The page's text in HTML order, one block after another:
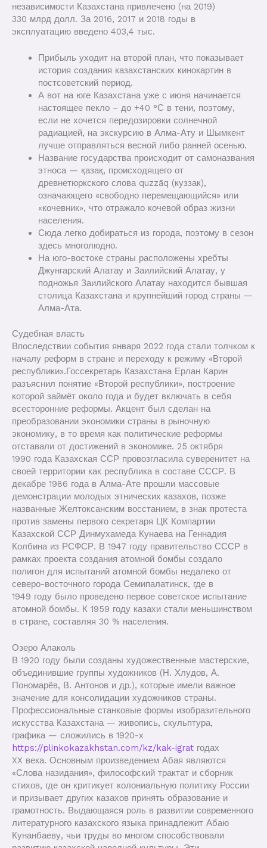
независимости Казахстана привлечено (на 2019)
330 млрд долл. За 2016, 2017 и 2018 годы в
эксплуатацию введено 403,4 тыс.
Прибыль уходит на второй план, что показывает
история создания казахстанских кинокартин в
постсоветский период.
А вот на юге Казахстана уже с июня начинается
настоящее пекло – до +40 °С в тени, поэтому,
если не хочется передозировки солнечной
радиацией, на экскурсию в Алма-Ату и Шымкент
лучше отправляться весной либо ранней осенью.
Название государства происходит от самоназвания
этноса — қазақ, происходящего от
древнетюркского слова quzzāq (куззак),
означающего «свободно перемещающийся» или
«кочевник», что отражало кочевой образ жизни
населения.
Сюда легко добираться из города, поэтому в сезон
здесь многолюдно.
На юго-востоке страны расположены хребты
Джунгарский Алатау и Заилийский Алатау, у
подножья Заилийского Алатау находится бывшая
столица Казахстана и крупнейший город страны —
Алма-Ата.
Судебная власть
Впоследствии события января 2022 года стали толчком к
началу реформ в стране и переходу к режиму «Второй
республики».Госсекретарь Казахстана Ерлан Карин
разъяснил понятие «Второй республики», построение
которой займёт около года и будет включать в себя
всесторонние реформы. Акцент был сделан на
преобразовании экономики страны в рыночную
экономику, в то время как политические реформы
отставали от достижений в экономике. 25 октября
1990 года Казахская ССР провозгласила суверенитет на
своей территории как республика в составе СССР. В
декабре 1986 года в Алма-Ате прошли массовые
демонстрации молодых этнических казахов, позже
названные Желтоксанским восстанием, в знак протеста
против замены первого секретаря ЦК Компартии
Казахской ССР Динмухамеда Кунаева на Геннадия
Колбина из РСФСР. В 1947 году правительство СССР в
рамках проекта создания атомной бомбы создало
полигон для испытаний атомной бомбы недалеко от
северо-восточного города Семипалатинск, где в
1949 году было проведено первое советское испытание
атомной бомбы. К 1959 году казахи стали меньшинством
в стране, составляя 30 % населения.
Озеро Алаколь
В 1920 году были созданы художественные мастерские,
объединившие группы художников (Н. Хлудов, А.
Пономарёв, В. Антонов и др.), которые имели важное
значение для консолидации художников страны.
Профессиональные станковые формы изобразительного
искусства Казахстана — живопись, скульптура,
графика — сложились в 1920-х
https://plinkokazakhstan.com/kz/kak-igrat годах
XX века. Основным произведением Абая являются
«Слова назидания», философский трактат и сборник
стихов, где он критикует колониальную политику России
и призывает других казахов принять образование и
грамотность. Выдающаяся роль в развитии современного
литературного казахского языка принадлежит Абаю
Кунанбаеву, чьи труды во многом способствовали